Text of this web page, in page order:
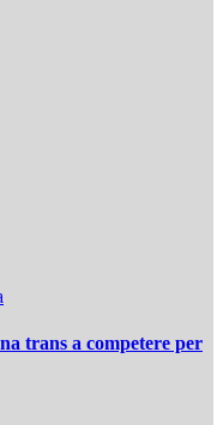
trans a competere per